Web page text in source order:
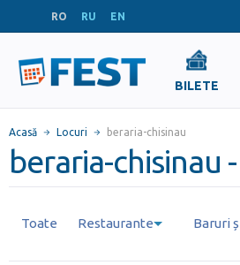
RO RU EN
BILETE
Acasă Locuri beraria-chisinau
beraria-chisinau
Toate Restaurante Baruri